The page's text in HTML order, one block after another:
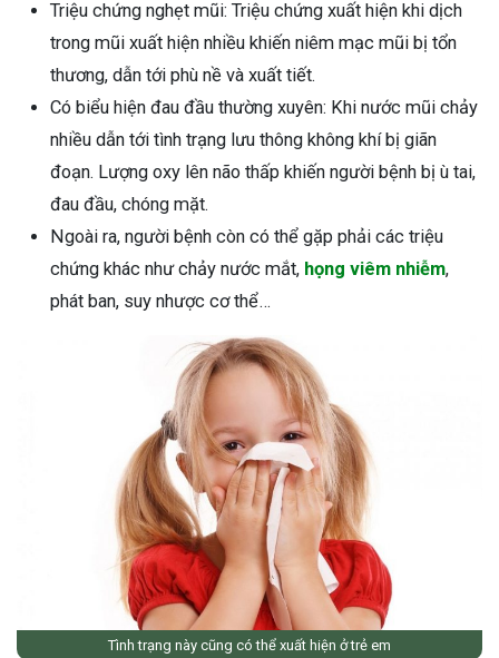
Triệu chứng nghẹt mũi: Triệu chứng xuất hiện khi dịch
trong mũi xuất hiện nhiều khiến niêm mạc mũi bị tổn
thương, dẫn tới phù nề và xuất tiết.
Có biểu hiện đau đầu thường xuyên: Khi nước mũi chảy
nhiều dẫn tới tình trạng lưu thông không khí bị giãn
đoạn. Lượng oxy lên não thấp khiến người bệnh bị ù tai,
đau đầu, chóng mặt.
Ngoài ra, người bệnh còn có thể gặp phải các triệu
chứng khác như chảy nước mắt, họng viêm nhiễm,
phát ban, suy nhược cơ thể…
Tình trạng này cũng có thể xuất hiện ở trẻ em